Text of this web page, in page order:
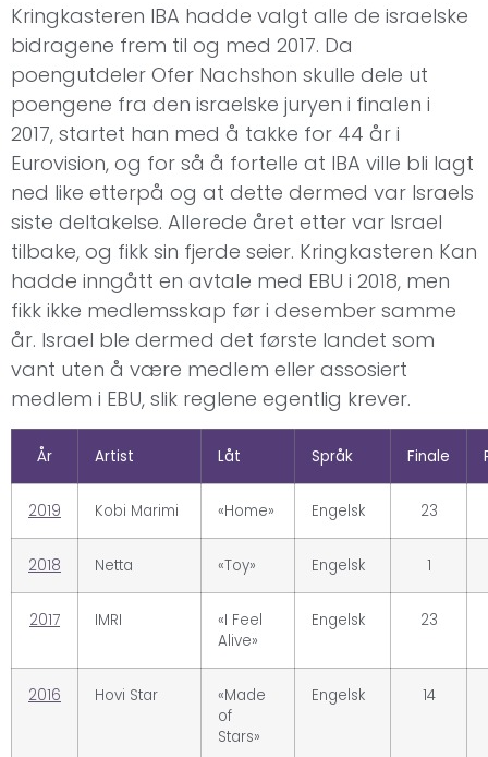
Kringkasteren IBA hadde valgt alle de israelske
bidragene frem til og med 2017. Da
poengutdeler Ofer Nachshon skulle dele ut
poengene fra den israelske juryen i finalen i
2017, startet han med å takke for 44 år i
Eurovision, og for så å fortelle at IBA ville bli lagt
ned like etterpå og at dette dermed var Israels
siste deltakelse. Allerede året etter var Israel
tilbake, og fikk sin fjerde seier. Kringkasteren Kan
hadde inngått en avtale med EBU i 2018, men
fikk ikke medlemsskap før i desember samme
år. Israel ble dermed det første landet som
vant uten å være medlem eller assosiert
medlem i EBU, slik reglene egentlig krever.
År Artist Låt Språk Finale
2019 Kobi Marimi «Home» Engelsk 23
2018 Netta «Toy» Engelsk 1
2017 IMRI
«I Feel
Alive»
Engelsk 23
2016 Hovi Star
«Made
of
Stars»
Engelsk 14